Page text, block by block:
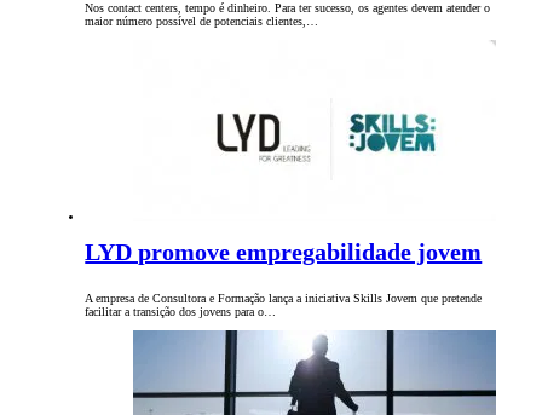
Nos contact centers, tempo é dinheiro. Para ter sucesso, os agentes devem atender o
maior número possível de potenciais clientes,…
LYD promove empregabilidade jovem
A empresa de Consultora e Formação lança a iniciativa Skills Jovem que pretende
facilitar a transição dos jovens para o…